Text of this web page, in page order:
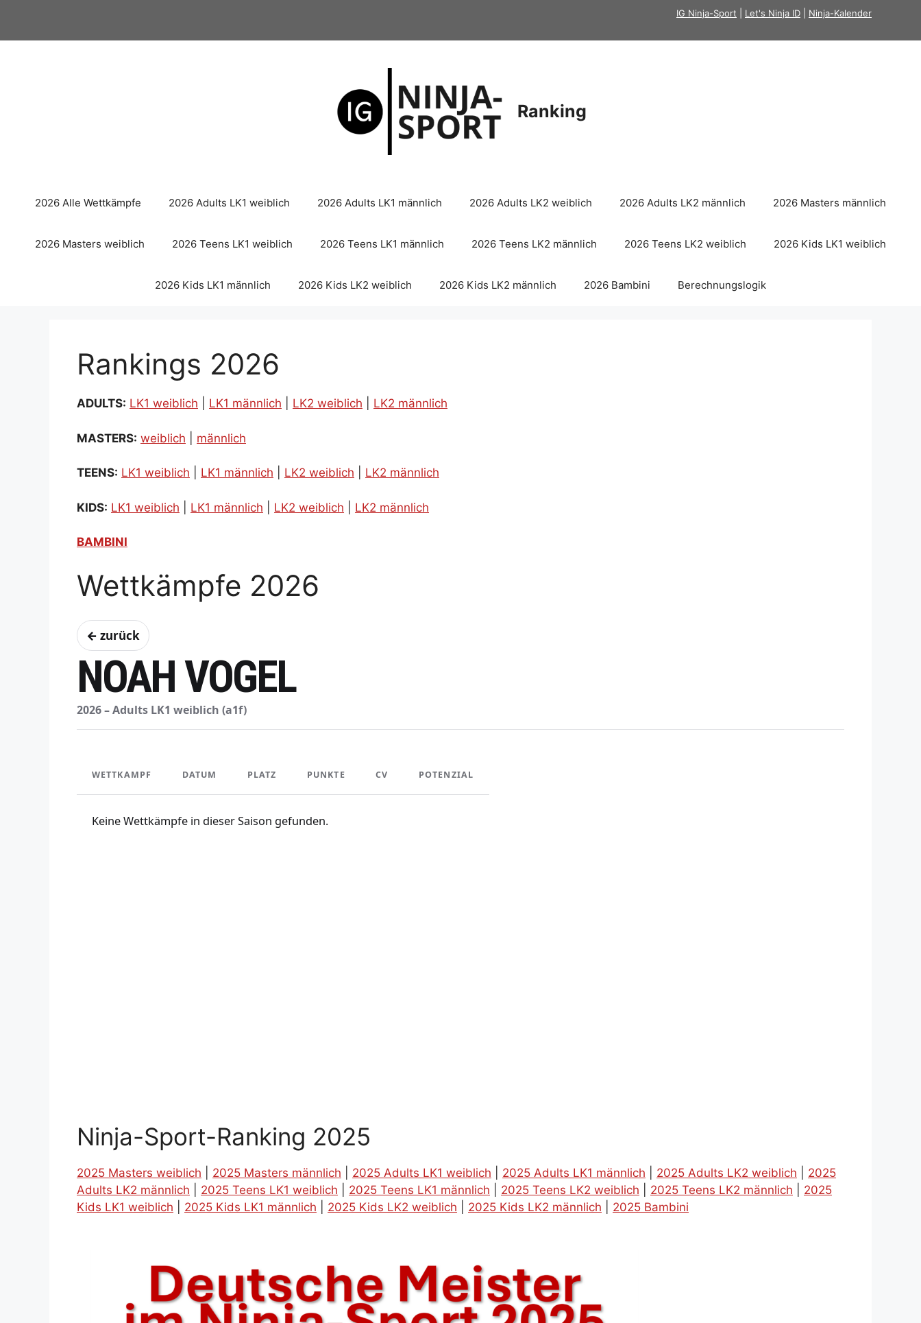
springen
IG Ninja-Sport Let's Ninja ID Ninja-Kalender
Ranking
2026 Alle Wettkämpfe 2026 Adults LK1 weiblich 2026 Adults LK1 männlich 2026 Adults LK2 weiblich 2026 Adults LK2 männlich 2026 Masters männlich
2026 Masters weiblich 2026 Teens LK1 weiblich 2026 Teens LK1 männlich 2026 Teens LK2 männlich 2026 Teens LK2 weiblich 2026 Kids LK1 weiblich
2026 Kids LK1 männlich 2026 Kids LK2 weiblich 2026 Kids LK2 männlich 2026 Bambini Berechnungslogik
Rankings 2026
ADULTS: LK1 weiblich LK1 männlich LK2 weiblich LK2 männlich
MASTERS: weiblich männlich
TEENS: LK1 weiblich LK1 männlich LK2 weiblich LK2 männlich
KIDS: LK1 weiblich LK1 männlich LK2 weiblich LK2 männlich
BAMBINI
Wettkämpfe 2026
← zurück
NOAH VOGEL
2026 – Adults LK1 weiblich (a1f)
WETTKAMPF DATUM PLATZ PUNKTE CV POTENZIAL
Keine Wettkämpfe in dieser Saison gefunden.
Ninja-Sport-Ranking 2025
2025 Masters weiblich 2025 Masters männlich 2025 Adults LK1 weiblich 2025 Adults LK1 männlich 2025 Adults LK2 weiblich
2025
Adults LK2 männlich
2025 Teens LK1 weiblich 2025 Teens LK1 männlich 2025 Teens LK2 weiblich 2025 Teens LK2 männlich
2025
Kids LK1 weiblich
2025 Kids LK1 männlich 2025 Kids LK2 weiblich 2025 Kids LK2 männlich 2025 Bambini